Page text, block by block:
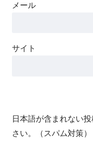
ついて
メール
サイト
日本語が含まれない
さい。（スパム対策）